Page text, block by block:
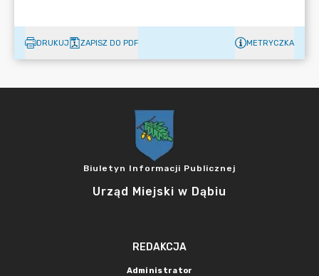
DRUKUJ ZAPISZ DO PDF METRYCZKA
Biuletyn Informacji Publicznej
Urząd Miejski w Dąbiu
REDAKCJA
Administrator